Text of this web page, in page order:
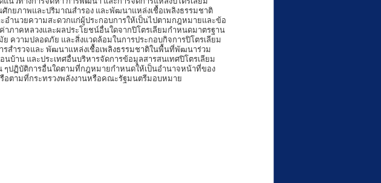
ศักยภาพและปริมาณสำรอง และพัฒนาแหล่งเชื้อเพลิงธรรมชาติ
อำนวยความสะดวกแก่ผู้ประกอบการให้เป็นไปตามกฎหมายและข้อ
าภาคหลวงและผลประโยชน์อื่นใดจากปิโตรเลียมกำหนดมาตรฐาน
ย ความปลอดภัย และสิ่งแวดล้อมในการประกอบกิจการปิโตรเลียม
รสำรวจและ พัฒนาแหล่งเชื้อเพลิงธรรมชาติในพื้นที่พัฒนาร่วม
บ้าน และประเทศอื่นบริหารจัดการข้อมูลสารสนเทศปิโตรเลียม
ๆปฏิบัติการอื่นใดตามที่กฎหมายกำหนดให้เป็นอำนาจหน้าที่ของ
รือตามที่กระทรวงพลังงานหรือคณะรัฐมนตรีมอบหมาย